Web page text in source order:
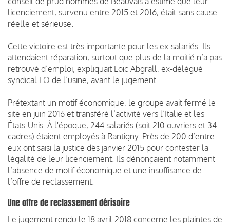
licenciement, survenu entre 2015 et 2016, était sans cause
réelle et sérieuse.
Cette victoire est très importante pour les ex-salariés. Ils
attendaient réparation, surtout que plus de la moitié n’a pas
retrouvé d’emploi, expliquait Loïc Abgrall, ex-délégué
syndical FO de l’usine, avant le jugement.
Prétextant un motif économique, le groupe avait fermé le
site en juin 2016 et transféré l’activité vers l’Italie et les
États-Unis. À l'époque, 244 salariés (soit 210 ouvriers et 34
cadres) étaient employés à Rantigny. Près de 200 d’entre
eux ont saisi la justice dès janvier 2015 pour contester la
légalité de leur licenciement. Ils dénonçaient notamment
l’absence de motif économique et une insuffisance de
l’offre de reclassement.
Une offre de reclassement dérisoire
Le jugement rendu le 18 avril 2018 concerne les plaintes de